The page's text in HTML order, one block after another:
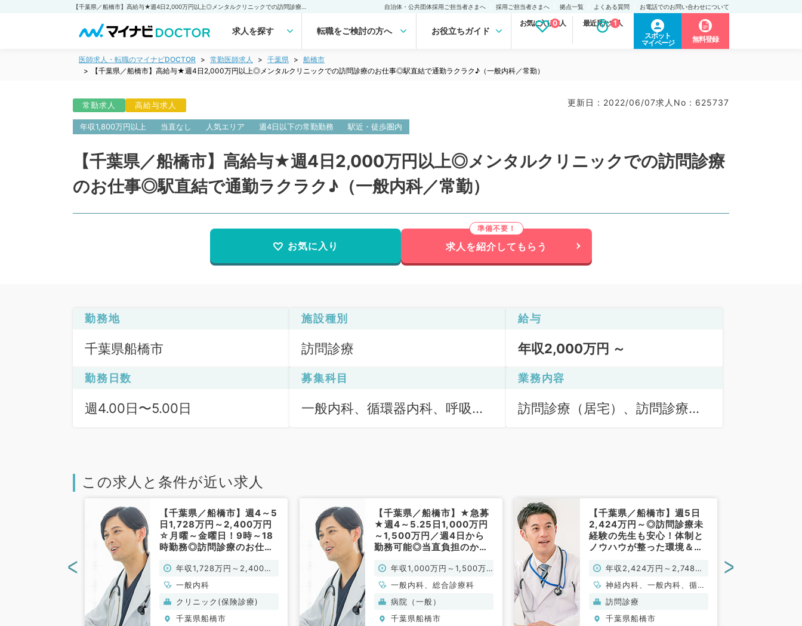
自治体・公共団体採用ご担当者さまへ 採用ご担当者さまへ 拠点一覧 よくある質問 お電話でのお問い合わせについて
求人を探す 転職をご検討の方へ お役立ちガイド
お気に入り求人
0 最近見た求人
1
スポット
マイページ
無料登録
医師求人・転職のマイナビDOCTOR 常勤医師求人 千葉県
船橋市
【千葉県／船橋市】高給与★週4日2,000万円以上◎メンタルクリニックでの訪問診療のお仕事◎駅直結で通勤ラクラク♪（一般内科／常勤）
常勤求人 高給与求人 更新日 : 2022/06/07求人No : 625737
年収1,800万円以上 当直なし 人気エリア 週4日以下の常勤勤務 駅近・徒歩圏内
【千葉県／船橋市】高給与★週4日2,000万円以上◎メンタルクリニックでの訪問診療
のお仕事◎駅直結で通勤ラクラク♪（一般内科／常勤）
お気に入り 求人を紹介してもらう
勤務地
千葉県船橋市
施設種別
訪問診療
給与
年収2,000万円 ～
勤務日数
週4.00日〜5.00日
募集科目
一般内科、循環器内科、呼吸器
業務内容
訪問診療（居宅）、訪問診療
この求人と条件が近い求人
【千葉県／船橋市】週4～5
日1,728万円～2,400万円
☆月曜～金曜日！9時～18
時勤務◎訪問診療のお仕事
年収1,728万円～2,400万
一般内科
クリニック(保険診療)
千葉県船橋市
【千葉県／船橋市】★急募
★週4～5.25日1,000万円
～1,500万円／週4日から
勤務可能◎当直負担のかか
（一般内科・総合診療科／
常勤）
年収1,000万円～1,500万
一般内科、総合診療科
病院（一般）
千葉県船橋市
【千葉県／船橋市】週5日
2,424万円～◎訪問診療未
経験の先生も安心！体制と
ノウハウが整った環境＆高
（内科系・外科系／常勤）
年収2,424万円～2,748万
円
神経内科、一般内科、循環
器内科、呼吸器内科、消化
器内科、内分泌・代謝内
科、腎臓内科、老年内科、
訪問診療
千葉県船橋市
< >